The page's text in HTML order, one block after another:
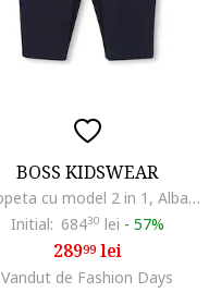
BOSS KIDSWEAR
Salopeta cu model 2 in 1, Albastru ultramarin
Initial: 68430 lei - 57%
28999lei
Vandut de Fashion Days